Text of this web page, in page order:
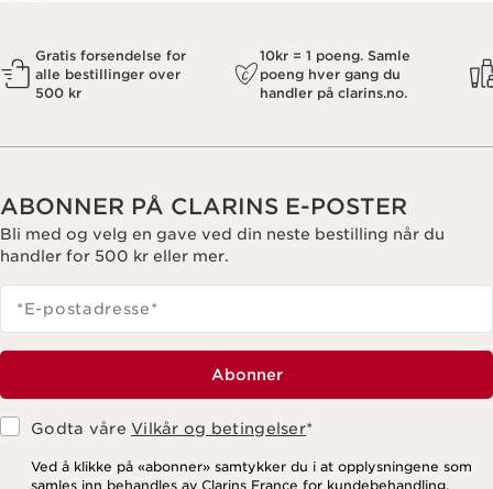
Gratis forsendelse for
alle bestillinger over
500 kr
10kr = 1 poeng. Samle
poeng hver gang du
handler på clarins.no.
ABONNER PÅ CLARINS E-POSTER
Bli med og velg en gave ved din neste bestilling når du
handler for 500 kr eller mer.
*E-postadresse*
Abonner
Godta våreVilkår og betingelser*
Ved å klikke på «abonner» samtykker du i at opplysningene som
samles inn behandles av Clarins France for kundebehandling,